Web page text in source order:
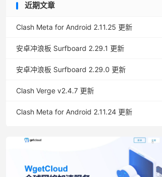
近期文章
Clash Meta for Android 2.11.25 更新
安卓冲浪板 Surfboard 2.29.1 更新
安卓冲浪板 Surfboard 2.29.0 更新
Clash Verge v2.4.7 更新
Clash Meta for Android 2.11.24 更新